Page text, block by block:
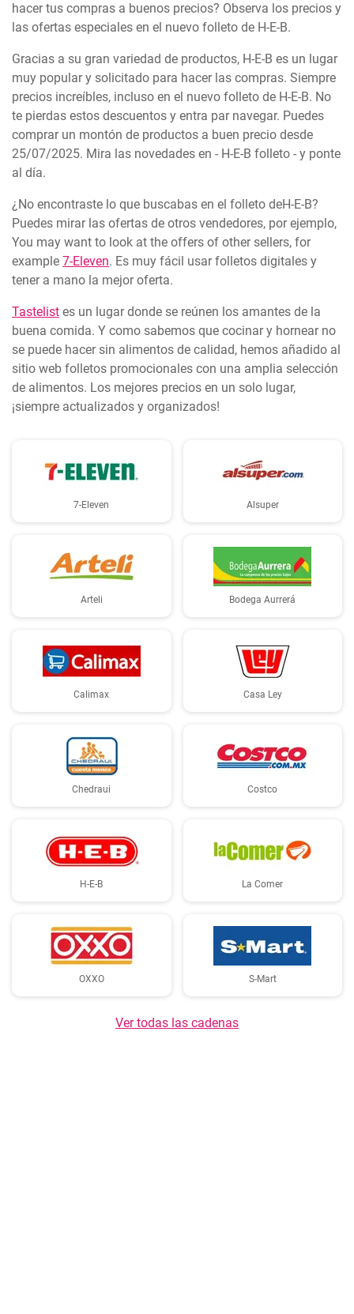
hacer tus compras a buenos precios? Observa los precios y
las ofertas especiales en el nuevo folleto de H-E-B.
Gracias a su gran variedad de productos, H-E-B es un lugar
muy popular y solicitado para hacer las compras. Siempre
precios increíbles, incluso en el nuevo folleto de H-E-B. No
te pierdas estos descuentos y entra par navegar. Puedes
comprar un montón de productos a buen precio desde
25/07/2025. Mira las novedades en - H-E-B folleto - y ponte
al día.
¿No encontraste lo que buscabas en el folleto deH-E-B?
Puedes mirar las ofertas de otros vendedores, por ejemplo,
You may want to look at the offers of other sellers, for
example 7-Eleven. Es muy fácil usar folletos digitales y
tener a mano la mejor oferta.
Tastelist es un lugar donde se reúnen los amantes de la
buena comida. Y como sabemos que cocinar y hornear no
se puede hacer sin alimentos de calidad, hemos añadido al
sitio web folletos promocionales con una amplia selección
de alimentos. Los mejores precios en un solo lugar,
¡siempre actualizados y organizados!
7-Eleven Alsuper
Arteli Bodega Aurrerá
Calimax Casa Ley
Chedraui Costco
H-E-B La Comer
OXXO S-Mart
Ver todas las cadenas